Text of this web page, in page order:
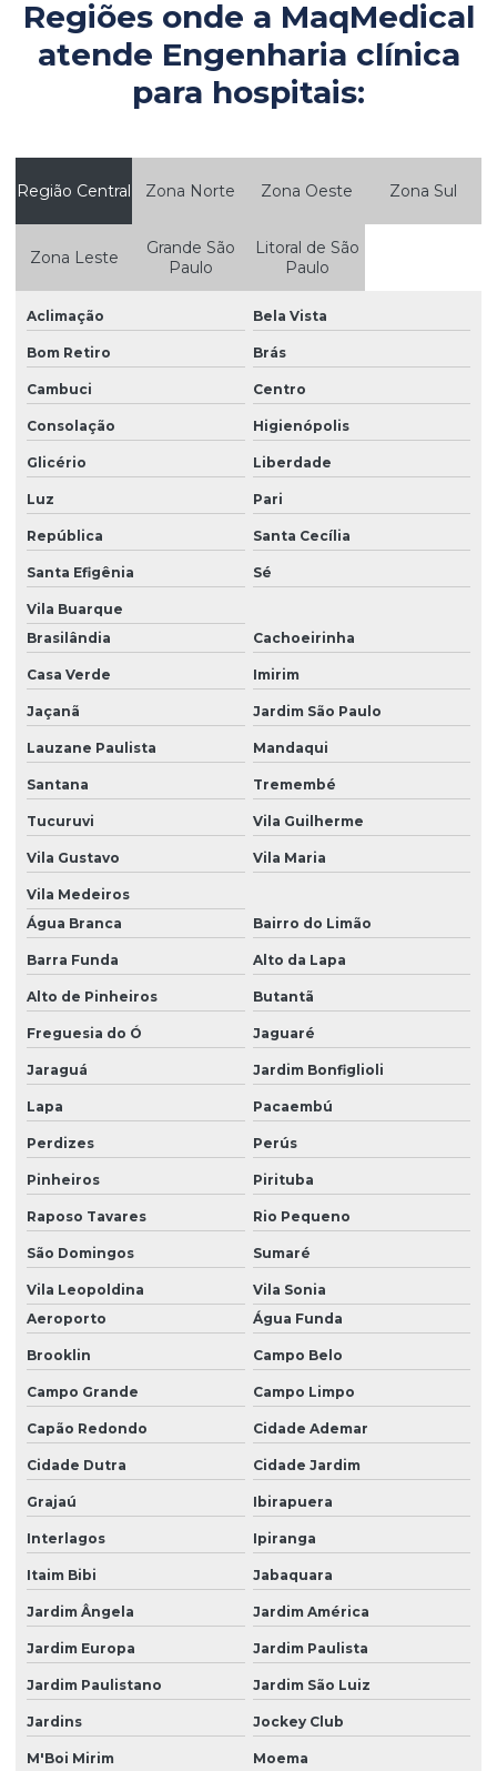
Consultoria em manutenção hospitalar
Consultoria em parque tecnológico hospitalar
Controle de equipamentos médicos
Empresa de produtos medicos hospitalares
Empresas de equipamentos hospitalares
Empresas de equipamentos médicos
Empresas de equipamentos medicos hospitalares
Engenharia clínica para hospitais
Engenharia clínica hospitalar
Equipamentos médicos
Equipamentos médicos hospitalares
Equipo bomba de infusão
Equipo bomba mdk
Equipo bomba mdk no espírito santo
Equipo bomba mdk em sp
Equipo bomba mdk em vitória
Equipo de dieta para bomba
Equipo de dieta para bomba mdk
Equipo de dieta para bomba mdk no espírito santo
Equipo de dieta para bomba mdk em são paulo
Equipo de dieta para bomba mdk em sp
Equipo de dieta para bomba mdk em vitória
Equipo fotossensível para bomba de infusão
Equipo fotossensível para bomba de infusão universal
Equipo fotossensível para bomba mdk
Equipo fotossensível para bomba mdk no espírito santo
Equipo fotossensível para bomba mdk em são paulo
Equipo fotossensível para bomba mdk em sp
Equipo fotossensível para bomba mdk em vitória
Gerenciamento de equipamentos médicos
Gerenciamento de parque tecnológico
Gestão eficiente de equipamentos hospitalares
Gestão de engenharia clínica hospitalar
Gestão de equipamentos médicos
Gestão de equipamentos médicos hospitalares
Regiões onde a MaqMedical
atende Engenharia clínica
para hospitais:
Região Central Zona Norte Zona Oeste Zona Sul
Zona Leste
Grande São
Paulo
Litoral de São
Paulo
Aclimação Bela Vista
Bom Retiro Brás
Cambuci Centro
Consolação Higienópolis
Glicério Liberdade
Luz Pari
República Santa Cecília
Santa Efigênia Sé
Vila Buarque
Brasilândia
Cachoeirinha
Casa Verde Imirim
Jaçanã Jardim São Paulo
Lauzane Paulista Mandaqui
Santana Tremembé
Tucuruvi Vila Guilherme
Vila Gustavo Vila Maria
Vila Medeiros
Água Branca
Bairro do Limão
Barra Funda Alto da Lapa
Alto de Pinheiros Butantã
Freguesia do Ó Jaguaré
Jaraguá Jardim Bonfiglioli
Lapa Pacaembú
Perdizes Perús
Pinheiros Pirituba
Raposo Tavares Rio Pequeno
São Domingos Sumaré
Vila Leopoldina
Vila Sonia
Aeroporto
Água Funda
Brooklin Campo Belo
Campo Grande Campo Limpo
Capão Redondo Cidade Ademar
Cidade Dutra Cidade Jardim
Grajaú Ibirapuera
Interlagos Ipiranga
Itaim Bibi Jabaquara
Jardim Ângela Jardim América
Jardim Europa Jardim Paulista
Jardim Paulistano Jardim São Luiz
Jardins Jockey Club
M'Boi Mirim Moema